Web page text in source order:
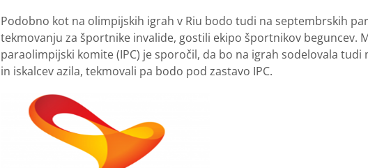
Podobno kot na olimpijskih igrah v Riu bodo tudi na septembrskih
tekmovanju za športnike invalide, gostili ekipo športnikov beguncev.
paraolimpijski komite (IPC) je sporočil, da bo na igrah sodelovala tudi
in iskalcev azila, tekmovali pa bodo pod zastavo IPC.